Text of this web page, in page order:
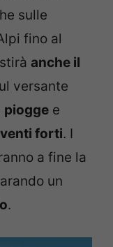
sulle
fino al
anche il
versante
piogge e
venti forti. I
a fine la
un
.